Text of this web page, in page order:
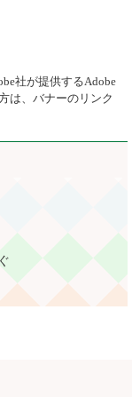
社が提供するAdobe
は、バナーのリンク